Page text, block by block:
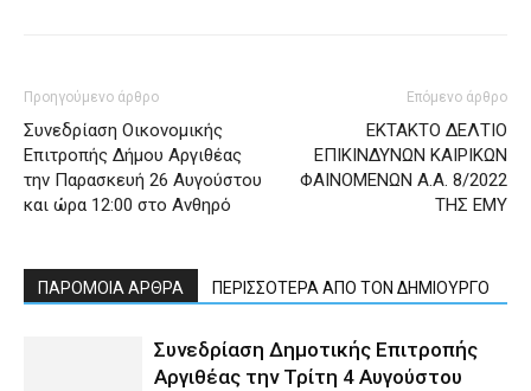
Προηγούμενο άρθρο
Συνεδρίαση Οικονομικής
Επιτροπής Δήμου Αργιθέας
την Παρασκευή 26 Αυγούστου
και ώρα 12:00 στο Ανθηρό
Επόμενο άρθρο
ΕΚΤΑΚΤΟ ΔΕΛΤΙΟ
ΕΠΙΚΙΝΔΥΝΩΝ ΚΑΙΡΙΚΩΝ
ΦΑΙΝΟΜΕΝΩΝ Α.Α. 8/2022
ΤΗΣ ΕΜΥ
ΠΑΡΟΜΟΙΑ ΑΡΘΡΑ ΠΕΡΙΣΣΟΤΕΡΑ ΑΠΟ ΤΟΝ ΔΗΜΙΟΥΡΓΟ
Συνεδρίαση Δημοτικής Επιτροπής
Αργιθέας την Τρίτη 4 Αυγούστου